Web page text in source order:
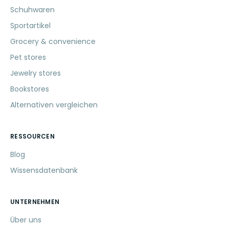
Schuhwaren
Sportartikel
Grocery & convenience
Pet stores
Jewelry stores
Bookstores
Alternativen vergleichen
RESSOURCEN
Blog
Wissensdatenbank
UNTERNEHMEN
Über uns